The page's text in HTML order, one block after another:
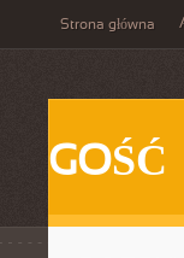
Strona główna
GOŚĆ